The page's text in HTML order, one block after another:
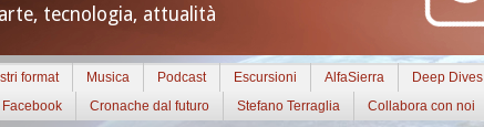
tecnologia, attualità
format Musica Podcast Escursioni AlfaSierra Deep Dives
Cronache dal futuro Stefano Terraglia Collabora con noi